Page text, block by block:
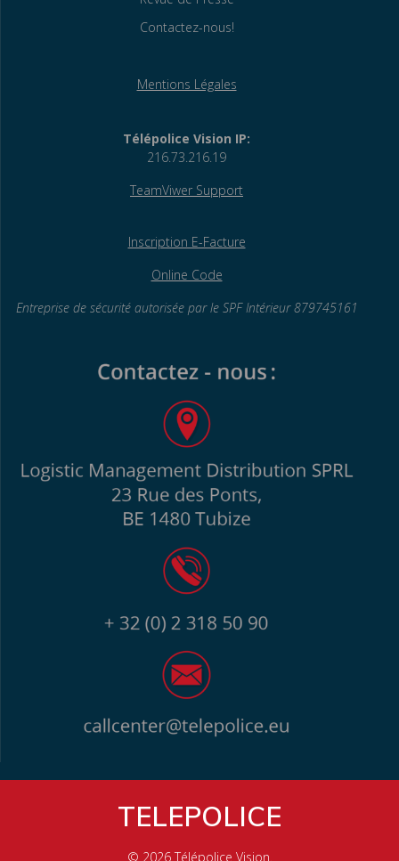
Contactez-nous!
Mentions Légales
Télépolice Vision IP:
216.73.216.19
TeamViwer Support
Inscription E-Facture
Online Code
Entreprise de sécurité autorisée par le SPF Intérieur 879745161
TELEPOLICE
© 2026 Télépolice Vision.